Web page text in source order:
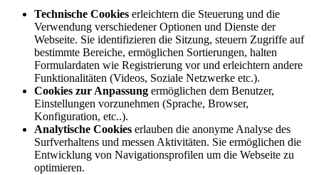
Technische Cookies erleichtern die Steuerung und die
Verwendung verschiedener Optionen und Dienste der
Webseite. Sie identifizieren die Sitzung, steuern Zugriffe auf
bestimmte Bereiche, ermöglichen Sortierungen, halten
Formulardaten wie Registrierung vor und erleichtern andere
Funktionalitäten (Videos, Soziale Netzwerke etc.).
Cookies zur Anpassung ermöglichen dem Benutzer,
Einstellungen vorzunehmen (Sprache, Browser,
Konfiguration, etc..).
Analytische Cookies erlauben die anonyme Analyse des
Surfverhaltens und messen Aktivitäten. Sie ermöglichen die
Entwicklung von Navigationsprofilen um die Webseite zu
optimieren.